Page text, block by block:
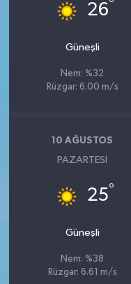
26°
Güneşli
Nem: %32
Rüzgar: 6.00 m/s
10 AĞUSTOS
PAZARTESI
25°
Güneşli
Nem: %38
Rüzgar: 6.61 m/s